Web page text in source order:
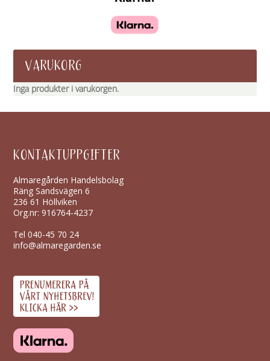
VARUKORG
Inga produkter i varukorgen.
KONTAKTUPPGIFTER
Almaregården Handelsbolag
Räng Sandsvägen 6
236 61 Höllviken
Org.nr: 916764-4237
Tel040-45 70 24
info@almaregarden.se